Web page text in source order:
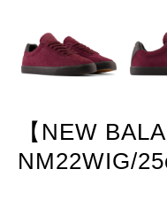
【NEW
NM22WIG/